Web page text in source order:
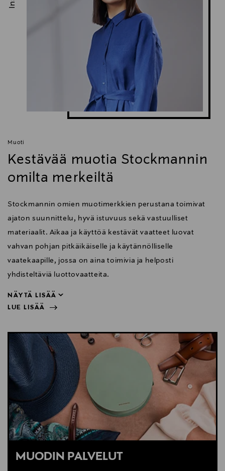
Muoti
Kestävää muotia Stockmannin
omilta merkeiltä
Stockmannin omien muotimerkkien perustana toimivat
ajaton suunnittelu, hyvä istuvuus sekä vastuulliset
materiaalit. Aikaa ja käyttöä kestävät vaatteet luovat
vahvan pohjan pitkäikäiselle ja käytännölliselle
vaatekaapille, jossa on aina toimivia ja helposti
yhdisteltäviä luottovaatteita.
NÄYTÄ LISÄÄ
LUE LISÄÄ
NÄYTÄ VÄHEMMÄN
LUE LISÄÄ
MUODIN PALVELUT